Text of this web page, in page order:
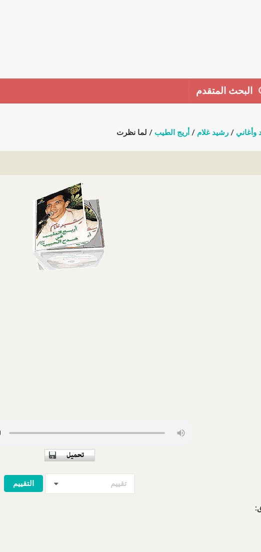
البحث المتقدم
وأغاني /رشيد غلام / أريج الطيب / لما نظرت
تقييم